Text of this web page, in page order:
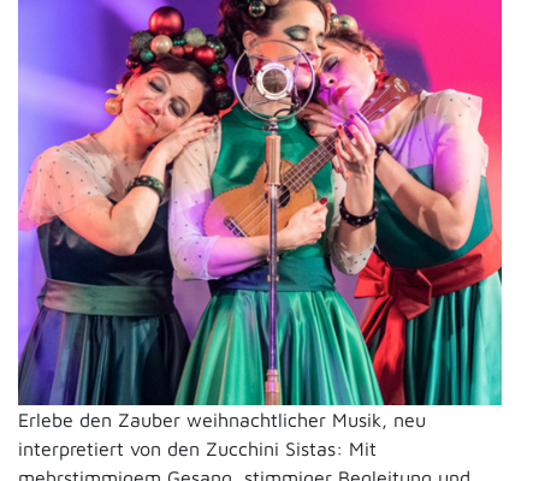
Erlebe den Zauber weihnachtlicher Musik, neu
interpretiert von den Zucchini Sistas: Mit